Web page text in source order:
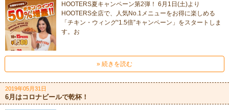
HOOTERS夏キャンペーン第2弾！ 6月1日(土)より
HOOTERS全店で、人気No.1メニューをお得に楽しめる
「チキン・ウィング“1.5倍”キャンペーン」をスタートしま
す。お
» 続きを読む
2019年05月31日
6月はコロナビールで乾杯！